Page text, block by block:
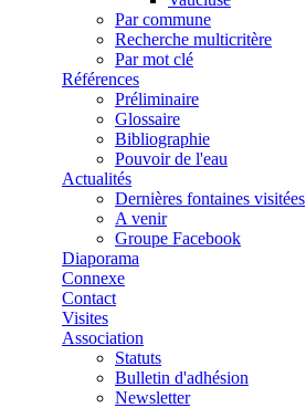
Par commune
Recherche multicritère
Par mot clé
Références
Préliminaire
Glossaire
Bibliographie
Pouvoir de l'eau
Actualités
Dernières fontaines visitées
A venir
Groupe Facebook
Diaporama
Connexe
Contact
Visites
Association
Statuts
Bulletin d'adhésion
Newsletter